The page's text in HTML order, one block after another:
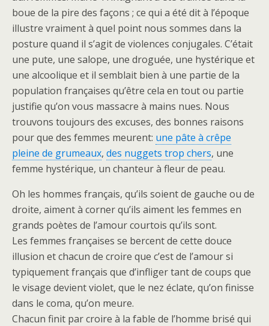
boue de la pire des façons ; ce qui a été dit à l’époque
illustre vraiment à quel point nous sommes dans la
posture quand il s’agit de violences conjugales. C’était
une pute, une salope, une droguée, une hystérique et
une alcoolique et il semblait bien à une partie de la
population françaises qu’être cela en tout ou partie
justifie qu’on vous massacre à mains nues. Nous
trouvons toujours des excuses, des bonnes raisons
pour que des femmes meurent: une pâte à crêpe
pleine de grumeaux, des nuggets trop chers, une
femme hystérique, un chanteur à fleur de peau.
Oh les hommes français, qu’ils soient de gauche ou de
droite, aiment à corner qu’ils aiment les femmes en
grands poètes de l’amour courtois qu’ils sont.
Les femmes françaises se bercent de cette douce
illusion et chacun de croire que c’est de l’amour si
typiquement français que d’infliger tant de coups que
le visage devient violet, que le nez éclate, qu’on finisse
dans le coma, qu’on meure.
Chacun finit par croire à la fable de l’homme brisé qui